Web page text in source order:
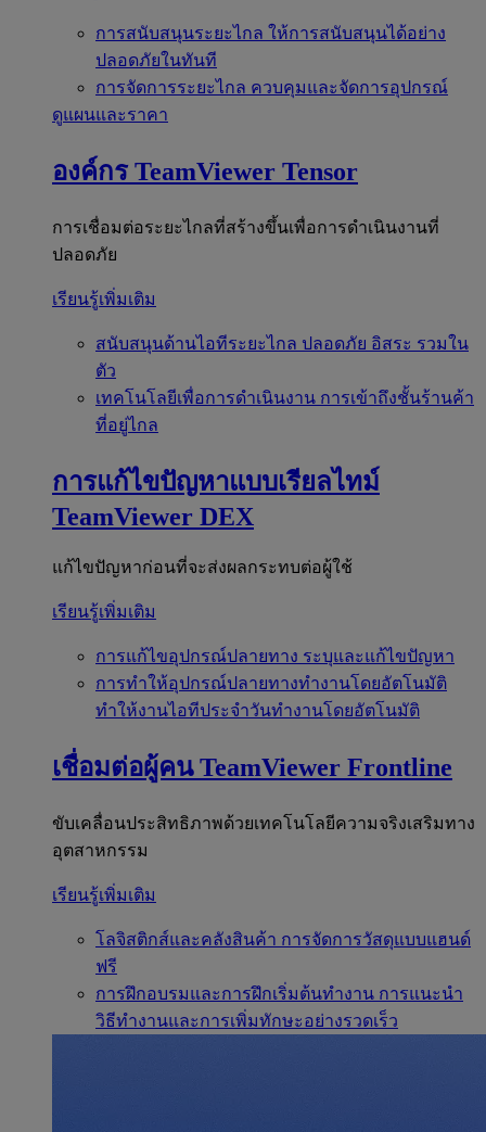
การสนับสนุนระยะไกล ให้การสนับสนุนได้อย่าง
ปลอดภัยในทันที
การจัดการระยะไกล ควบคุมและจัดการอุปกรณ์
ดูแผนและราคา
องค์กร TeamViewer Tensor
การเชื่อมต่อระยะไกลที่สร้างขึ้นเพื่อการดำเนินงานที่
ปลอดภัย
เรียนรู้เพิ่มเติม
สนับสนุนด้านไอทีระยะไกล ปลอดภัย อิสระ รวมใน
ตัว
เทคโนโลยีเพื่อการดำเนินงาน การเข้าถึงชั้นร้านค้า
ที่อยู่ไกล
การแก้ไขปัญหาแบบเรียลไทม์
TeamViewer DEX
แก้ไขปัญหาก่อนที่จะส่งผลกระทบต่อผู้ใช้
เรียนรู้เพิ่มเติม
การแก้ไขอุปกรณ์ปลายทาง ระบุและแก้ไขปัญหา
การทำให้อุปกรณ์ปลายทางทำงานโดยอัตโนมัติ
ทำให้งานไอทีประจำวันทำงานโดยอัตโนมัติ
เชื่อมต่อผู้คน TeamViewer Frontline
ขับเคลื่อนประสิทธิภาพด้วยเทคโนโลยีความจริงเสริมทาง
อุตสาหกรรม
เรียนรู้เพิ่มเติม
โลจิสติกส์และคลังสินค้า การจัดการวัสดุแบบแฮนด์
ฟรี
การฝึกอบรมและการฝึกเริ่มต้นทำงาน การแนะนำ
วิธีทำงานและการเพิ่มทักษะอย่างรวดเร็ว